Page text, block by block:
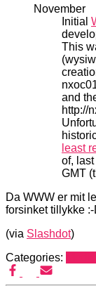
November
Initial
This
and
http://
least
of,
GMT
Da WWW er mit
forsinket tillykke :-
(via Slashdot)
Categories: